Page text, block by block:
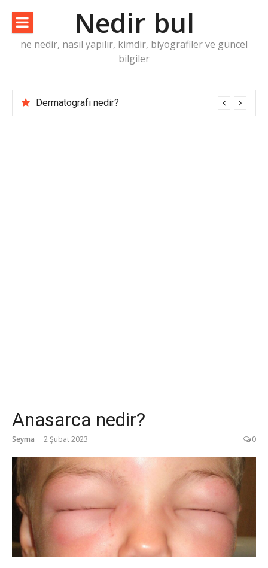
Nedir bul
ne nedir, nasıl yapılır, kimdir, biyografiler ve güncel
bilgiler
Dermatografi nedir?
Anasarca nedir?
Seyma 2 Şubat 2023 0